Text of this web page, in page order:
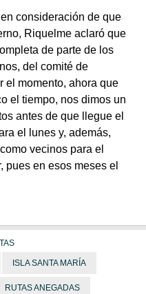
consideración de que
Riquelme aclaró que
de parte de los
del comité de
el momento, ahora que
el tiempo, nos dimos un
antes de que llegue el
el lunes y, además,
vecinos para el
pues en esos meses el
ISLA SANTA MARÍA
RUTAS ANEGADAS